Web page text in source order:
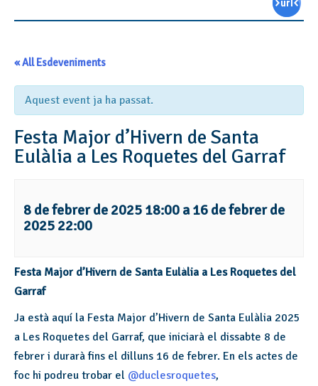
« All Esdeveniments
Aquest event ja ha passat.
Festa Major d’Hivern de Santa
Eulàlia a Les Roquetes del Garraf
8 de febrer de 2025 18:00 a16 de febrer de
2025 22:00
Festa Major d’Hivern de Santa Eulàlia a Les Roquetes del
Garraf
Ja està aquí la Festa Major d’Hivern de Santa Eulàlia 2025
a Les Roquetes del Garraf, que iniciarà el dissabte 8 de
febrer i durarà fins el dilluns 16 de febrer. En els actes de
foc hi podreu trobar el @duclesroquetes,